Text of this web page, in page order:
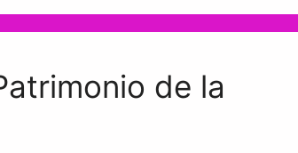
de la